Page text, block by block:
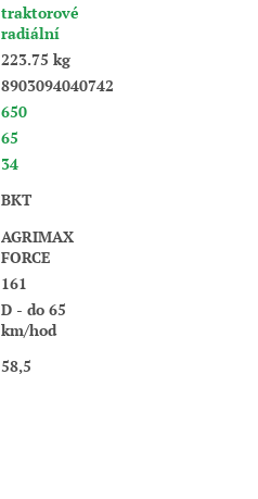
traktorové
radiální
223.75 kg
8903094040742
650
65
34
BKT
AGRIMAX
FORCE
161
D - do 65
km/hod
58,5